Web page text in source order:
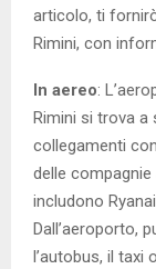
articolo, ti
Rimini, con
In aereo:
Rimini si trova
collegamenti
delle
includono
Dall’aeroporto,
l’autobus, il taxi